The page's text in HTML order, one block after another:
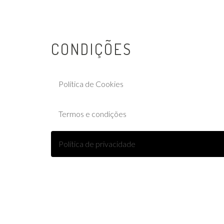
CONDIÇÕES
Política de Cookies
Termos e condições
Política de privacidade